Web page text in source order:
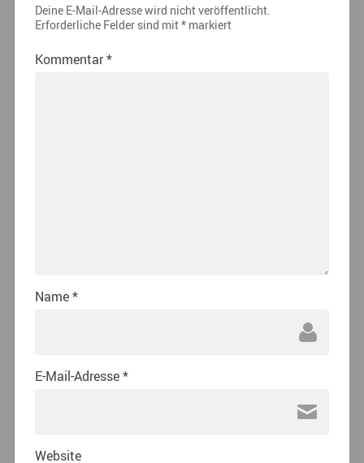
Deine E-Mail-Adresse wird nicht veröffentlicht.
Erforderliche Felder sind mit*markiert
Kommentar*
Name*
E-Mail-Adresse*
Website